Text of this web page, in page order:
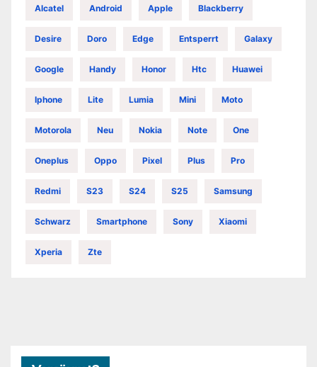
Alcatel Android Apple Blackberry
Desire Doro Edge Entsperrt Galaxy
Google Handy Honor Htc Huawei
Iphone Lite Lumia Mini Moto
Motorola Neu Nokia Note One
Oneplus Oppo Pixel Plus Pro
Redmi S23 S24 S25 Samsung
Schwarz Smartphone Sony Xiaomi
Xperia Zte